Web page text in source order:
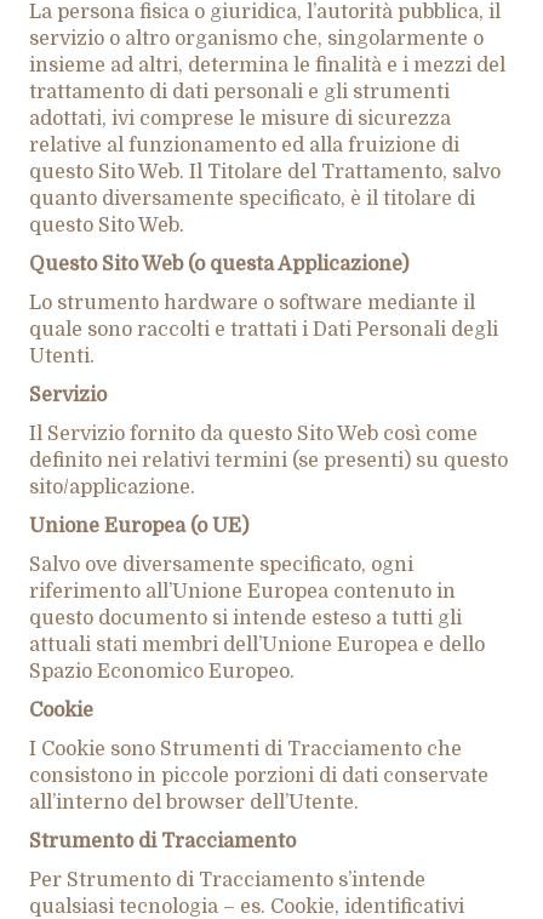
La persona fisica o giuridica, l’autorità pubblica, il
servizio o altro organismo che, singolarmente o
insieme ad altri, determina le finalità e i mezzi del
trattamento di dati personali e gli strumenti
adottati, ivi comprese le misure di sicurezza
relative al funzionamento ed alla fruizione di
questo Sito Web. Il Titolare del Trattamento, salvo
quanto diversamente specificato, è il titolare di
questo Sito Web.
Questo Sito Web (o questa Applicazione)
Lo strumento hardware o software mediante il
quale sono raccolti e trattati i Dati Personali degli
Utenti.
Servizio
Il Servizio fornito da questo Sito Web così come
definito nei relativi termini (se presenti) su questo
sito/applicazione.
Unione Europea (o UE)
Salvo ove diversamente specificato, ogni
riferimento all’Unione Europea contenuto in
questo documento si intende esteso a tutti gli
attuali stati membri dell’Unione Europea e dello
Spazio Economico Europeo.
Cookie
I Cookie sono Strumenti di Tracciamento che
consistono in piccole porzioni di dati conservate
all’interno del browser dell’Utente.
Strumento di Tracciamento
Per Strumento di Tracciamento s’intende
qualsiasi tecnologia – es. Cookie, identificativi